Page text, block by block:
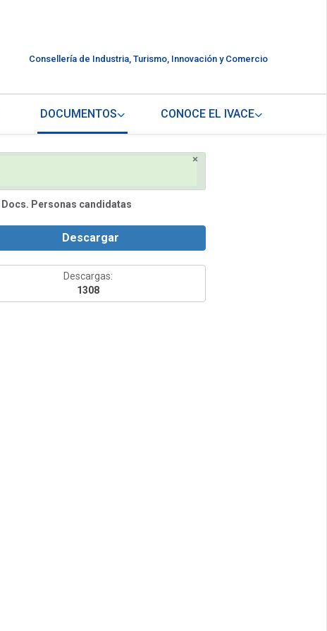
Consellería de Industria, Turismo, Innovación y Comercio
DOCUMENTOS CONOCE EL IVACE
×
Docs. Personas candidatas
Descargar
Descargas:
1308